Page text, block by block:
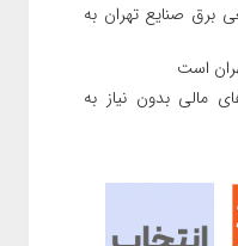
برق صنایع تهران به
است
مالی بدون نیاز به